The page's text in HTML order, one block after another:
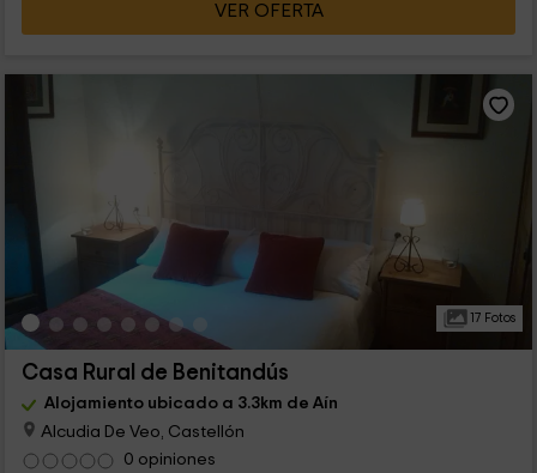
VER OFERTA
17 Fotos
Casa Rural de Benitandús
Alojamiento ubicado a 3.3km de Aín
Alcudia De Veo, Castellón
0 opiniones